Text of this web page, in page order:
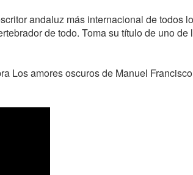
andaluz más internacional de todos
de todo. Toma su título de uno de
Los amores oscuros de Manuel